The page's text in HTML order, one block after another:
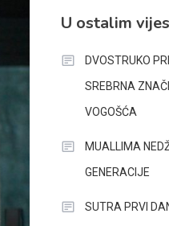
U ostalim
DVOSTRUKO
SREBRNA
VOGOŠĆA
MUALLIMA
GENERACIJE
SUTRA PRVI